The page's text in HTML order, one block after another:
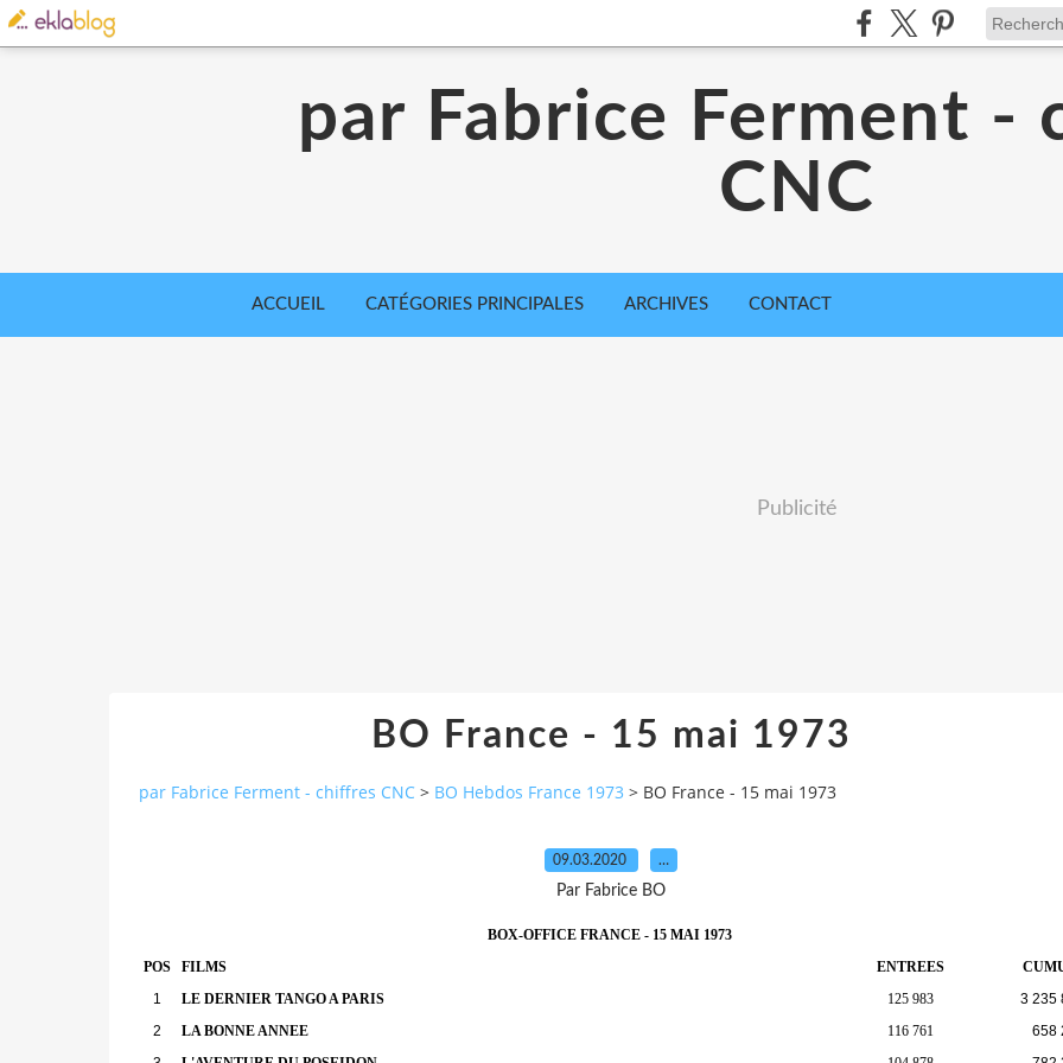
par Fabrice Ferment -
CNC
ACCUEIL CATÉGORIES PRINCIPALES ARCHIVES CONTACT
Publicité
BO France - 15 mai 1973
par Fabrice Ferment - chiffres CNC > BO Hebdos France 1973 > BO France - 15 mai 1973
09.03.2020 …
Par Fabrice BO
BOX-OFFICE FRANCE - 15 MAI 1973
POS
FILMS ENTREES
1
LE DERNIER TANGO A PARIS 125 983
3 235
2
LA BONNE ANNEE 116 761
658